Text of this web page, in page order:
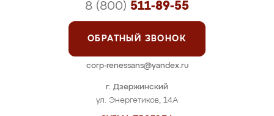
г. Дзержинский
ул. Энергетиков, 14А
8 (800) 511-89-55
ОБРАТНЫЙ ЗВОНОК
corp-renessans@yandex.ru